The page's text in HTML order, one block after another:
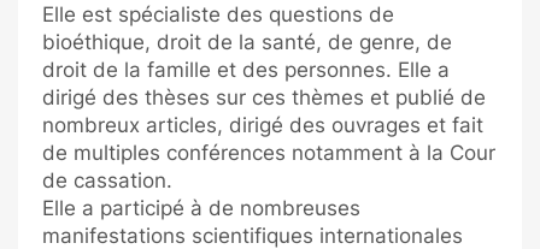
Elle est spécialiste des questions de
bioéthique, droit de la santé, de genre, de
droit de la famille et des personnes. Elle a
dirigé des thèses sur ces thèmes et publié de
nombreux articles, dirigé des ouvrages et fait
de multiples conférences notamment à la Cour
de cassation.
Elle a participé à de nombreuses
manifestations scientifiques internationales